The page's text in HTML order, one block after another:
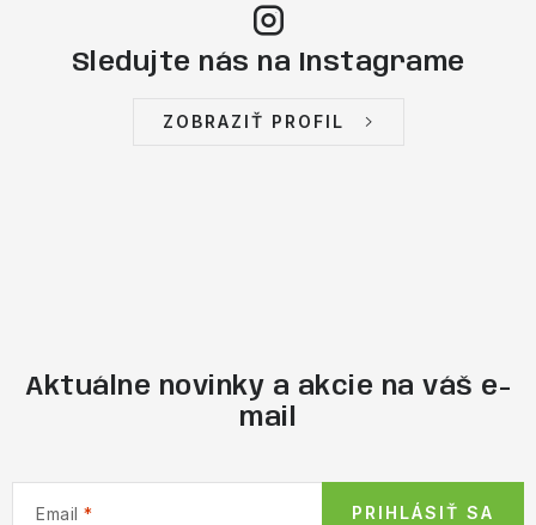
Sledujte nás na Instagrame
ZOBRAZIŤ PROFIL
Aktuálne novinky a akcie na váš e-
mail
Email PRIHLÁSIŤ SA